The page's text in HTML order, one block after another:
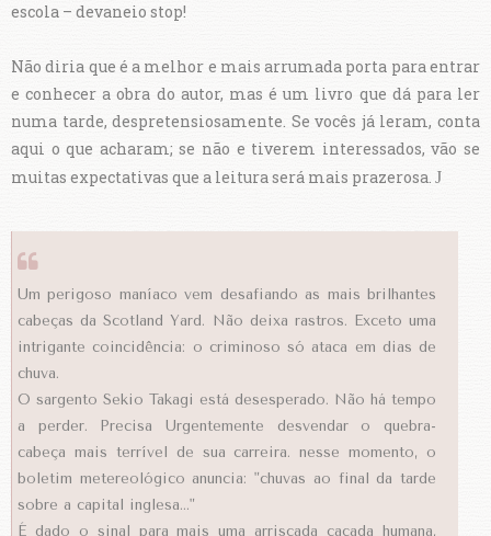
escola – devaneio stop!
Não diria que é a melhor e mais arrumada porta para entrar
e conhecer a obra do autor, mas é um livro que dá para ler
numa tarde, despretensiosamente. Se vocês já leram, conta
aqui o que acharam; se não e tiverem interessados, vão se
muitas expectativas que a leitura será mais prazerosa. J
Um perigoso maníaco vem desafiando as mais brilhantes
cabeças da Scotland Yard. Não deixa rastros. Exceto uma
intrigante coincidência: o criminoso só ataca em dias de
chuva.
O sargento Sekio Takagi está desesperado. Não há tempo
a perder. Precisa Urgentemente desvendar o quebra-
cabeça mais terrível de sua carreira. nesse momento, o
boletim metereológico anuncia: "chuvas ao final da tarde
sobre a capital inglesa..."
É dado o sinal para mais uma arriscada caçada humana,